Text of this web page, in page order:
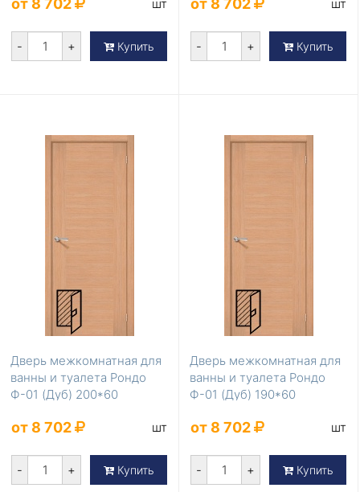
от 8 702 шт
- + Купить
от 8 702 шт
- + Купить
Дверь межкомнатная для
ванны и туалета Рондо
Ф-01 (Дуб) 200*60
от 8 702 шт
- + Купить
Дверь межкомнатная для
ванны и туалета Рондо
Ф-01 (Дуб) 190*60
от 8 702 шт
- + Купить